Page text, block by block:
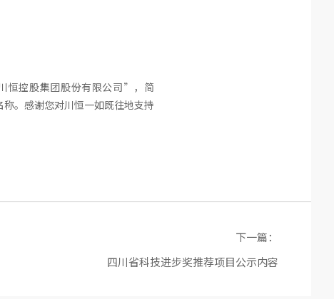
恒控股集团股份有限公司”，简
。感谢您对川恒一如既往地支持
下一篇：
四川省科技进步奖推荐项目公示内容